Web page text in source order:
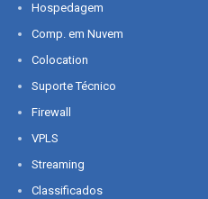
Hospedagem
Comp. em Nuvem
Colocation
Suporte Técnico
Firewall
VPLS
Streaming
Classificados